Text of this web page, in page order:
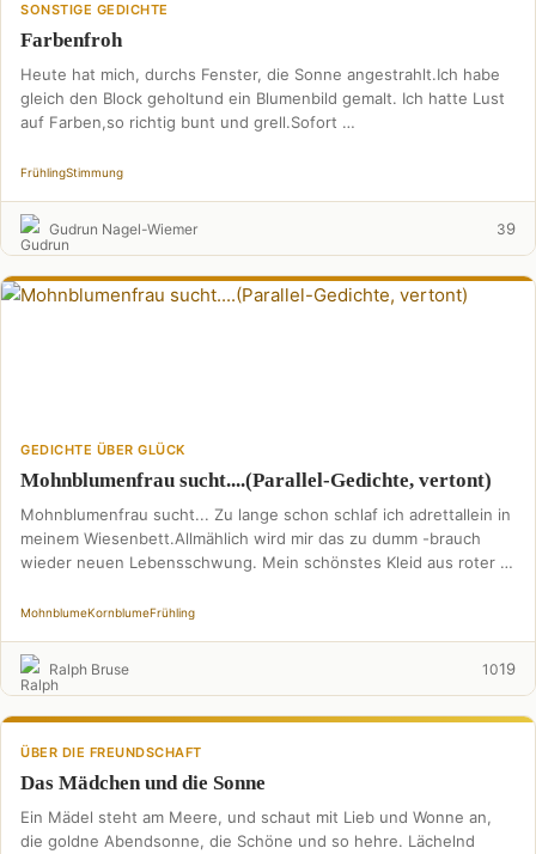
SONSTIGE GEDICHTE
Farbenfroh
Heute hat mich, durchs Fenster, die Sonne angestrahlt.Ich habe
gleich den Block geholtund ein Blumenbild gemalt. Ich hatte Lust
auf Farben,so richtig bunt und grell.Sofort …
FrühlingStimmung
Gudrun Nagel-Wiemer 39
GEDICHTE ÜBER GLÜCK
Mohnblumenfrau sucht....(Parallel-Gedichte, vertont)
Mohnblumenfrau sucht... Zu lange schon schlaf ich adrettallein in
meinem Wiesenbett.Allmählich wird mir das zu dumm -brauch
wieder neuen Lebensschwung. Mein schönstes Kleid aus roter …
MohnblumeKornblumeFrühling
Ralph Bruse 1019
ÜBER DIE FREUNDSCHAFT
Das Mädchen und die Sonne
Ein Mädel steht am Meere, und schaut mit Lieb und Wonne an,
die goldne Abendsonne, die Schöne und so hehre. Lächelnd